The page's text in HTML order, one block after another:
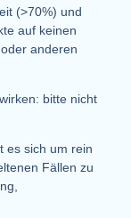
(>70%) und
auf keinen
anderen
bitte nicht
es sich um rein
Fällen zu